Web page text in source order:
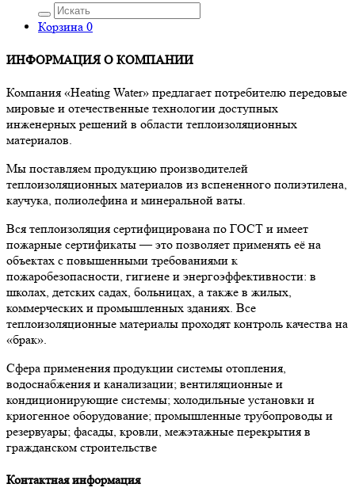
Корзина 0
ИНФОРМАЦИЯ О КОМПАНИИ
Компания «Heating Water» предлагает потребителю передовые
мировые и отечественные технологии доступных
инженерных решений в области теплоизоляционных
материалов.
Мы поставляем продукцию производителей
теплоизоляционных материалов из вспененного полиэтилена,
каучука, полиолефина и минеральной ваты.
Вся теплоизоляция сертифицирована по ГОСТ и имеет
пожарные сертификаты — это позволяет применять её на
объектах с повышенными требованиями к
пожаробезопасности, гигиене и энергоэффективности: в
школах, детских садах, больницах, а также в жилых,
коммерческих и промышленных зданиях. Все
теплоизоляционные материалы проходят контроль качества на
«брак».
Сфера применения продукции системы отопления,
водоснабжения и канализации; вентиляционные и
кондиционирующие системы; холодильные установки и
криогенное оборудование; промышленные трубопроводы и
резервуары; фасады, кровли, межэтажные перекрытия в
гражданском строительстве
Контактная информация